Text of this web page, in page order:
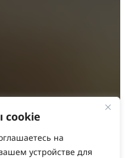
cookie
на
устройстве для